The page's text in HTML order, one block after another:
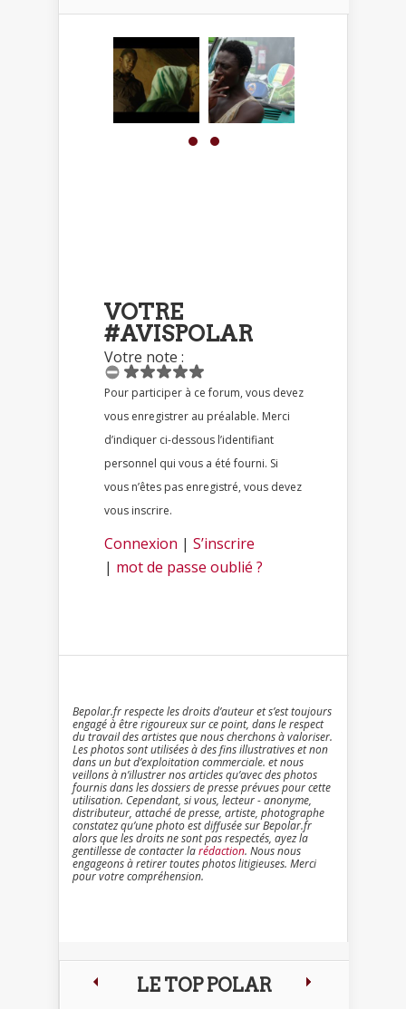
VOTRE
#AVISPOLAR
Votre note :
Pour participer à ce forum, vous devez
vous enregistrer au préalable. Merci
d’indiquer ci-dessous l’identifiant
personnel qui vous a été fourni. Si
vous n’êtes pas enregistré, vous devez
vous inscrire.
Connexion | S’inscrire
| mot de passe oublié ?
Bepolar.fr respecte les droits d’auteur et s’est toujours
engagé à être rigoureux sur ce point, dans le respect
du travail des artistes que nous cherchons à valoriser.
Les photos sont utilisées à des fins illustratives et non
dans un but d’exploitation commerciale. et nous
veillons à n’illustrer nos articles qu’avec des photos
fournis dans les dossiers de presse prévues pour cette
utilisation. Cependant, si vous, lecteur - anonyme,
distributeur, attaché de presse, artiste, photographe
constatez qu’une photo est diffusée sur Bepolar.fr
alors que les droits ne sont pas respectés, ayez la
gentillesse de contacter larédaction. Nous nous
engageons à retirer toutes photos litigieuses. Merci
pour votre compréhension.
LE TOP POLAR